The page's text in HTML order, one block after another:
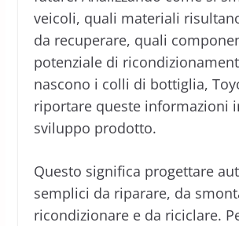
veicoli, quali materiali
da recuperare, quali
potenziale di
nascono i colli di bottiglia,
riportare queste informazioni
sviluppo prodotto.
Questo significa progettare
semplici da riparare, da
ricondizionare e da riciclare.